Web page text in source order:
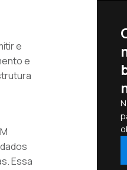
e
e
Essa